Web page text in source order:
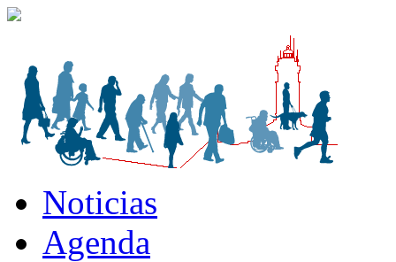
Noticias
Agenda